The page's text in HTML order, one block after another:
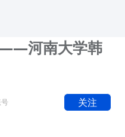
——河南大学韩
关注